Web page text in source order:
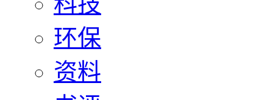
环保
资料